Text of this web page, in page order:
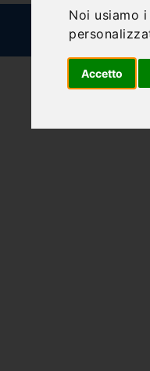
Noi usiamo
Accetto